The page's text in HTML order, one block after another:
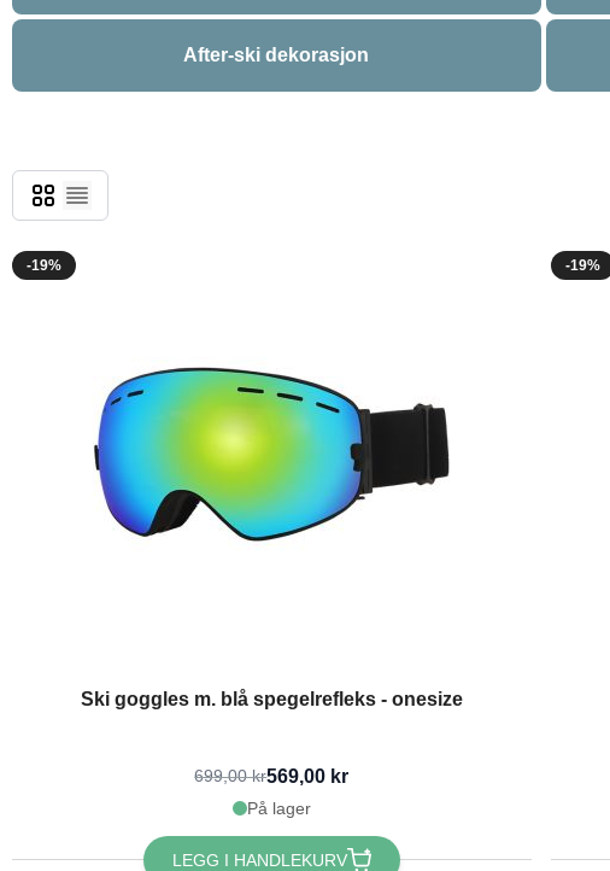
After-ski dekorasjon
Grid
List
-19%
Ski goggles m. blå spegelrefleks - onesize
699,00 kr569,00 kr
På lager
LEGG I HANDLEKURV
-19%